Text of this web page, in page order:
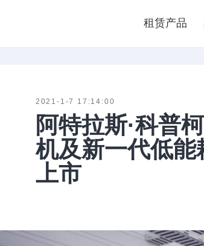
租赁产品
2021-1-7 17:14:00
阿特拉斯·科普
机及新一代低
上市